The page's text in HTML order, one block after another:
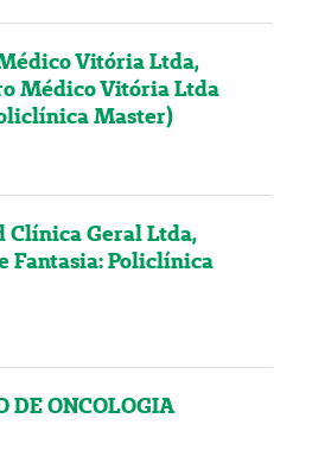
Vitória Ltda,
Médico Vitória Ltda
Master)
Clínica Geral Ltda,
Fantasia: Policlínica
DE ONCOLOGIA